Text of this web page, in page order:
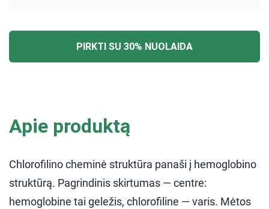
PIRKTI SU 30% NUOLAIDA
Apie produktą
Chlorofilino cheminė struktūra panaši į hemoglobino
struktūrą. Pagrindinis skirtumas — centre:
hemoglobine tai geležis, chlorofiline — varis. Mėtos